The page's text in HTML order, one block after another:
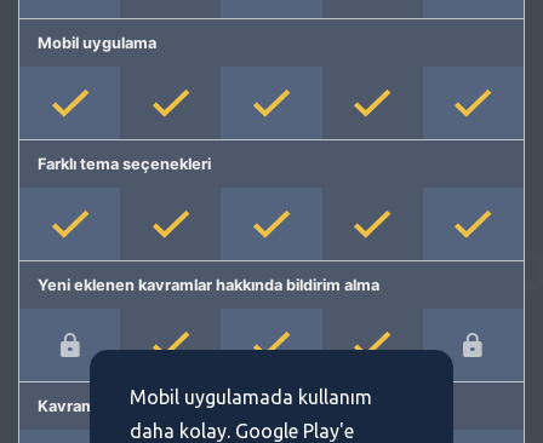
Mobil uygulama
Farklı tema seçenekleri
Yeni eklenen kavramlar hakkında bildirim alma
Kavram önermeMobil uygulamada kullanım
daha kolay. Google Play'e